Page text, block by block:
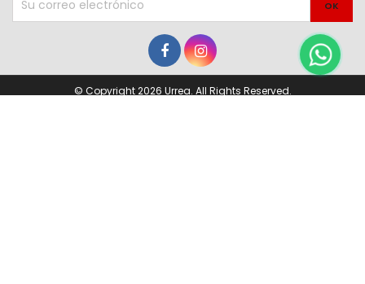
© Copyright 2026 Urrea. All Rights Reserved.